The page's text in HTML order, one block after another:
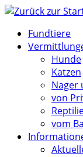
Zum
springenFundtiere
Hunde
Katzen
Nager
von
vom